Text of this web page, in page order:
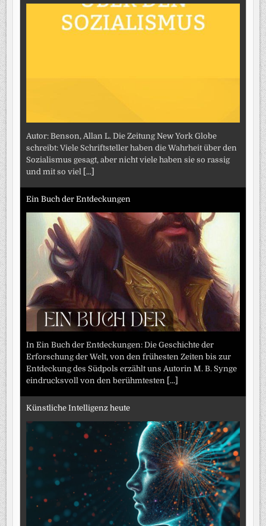
Autor: Benson, Allan L. Die Zeitung New York Globe
schreibt: Viele Schriftsteller haben die Wahrheit über den
Sozialismus gesagt, aber nicht viele haben sie so rassig
und mit so viel
[...]
Ein Buch der Entdeckungen
In Ein Buch der Entdeckungen: Die Geschichte der
Erforschung der Welt, von den frühesten Zeiten bis zur
Entdeckung des Südpols erzählt uns Autorin M. B. Synge
eindrucksvoll von den berühmtesten
[...]
Künstliche Intelligenz heute